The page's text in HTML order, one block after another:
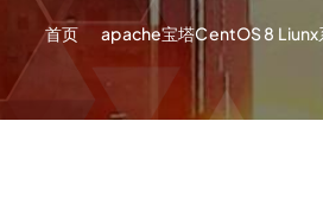
首页 apache宝塔CentOS 8 Liunx